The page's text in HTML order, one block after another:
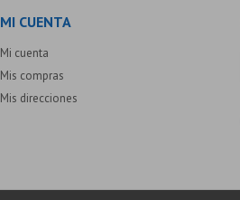
MI CUENTA
Mi cuenta
Mis compras
Mis direcciones